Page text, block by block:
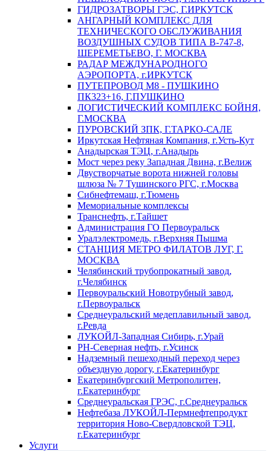
ГИДРОЗАТВОРЫ ГЭС, Г.ИРКУТСК
АНГАРНЫЙ КОМПЛЕКС ДЛЯ
ТЕХНИЧЕСКОГО ОБСЛУЖИВАНИЯ
ВОЗДУШНЫХ СУДОВ ТИПА В-747-8,
ШЕРЕМЕТЬЕВО, Г. МОСКВА
РАДАР МЕЖДУНАРОДНОГО
АЭРОПОРТА, г.ИРКУТСК
ПУТЕПРОВОД М8 - ПУШКИНО
ПК323+16, Г.ПУШКИНО
ЛОГИСТИЧЕСКИЙ КОМПЛЕКС БОЙНЯ,
Г.МОСКВА
ПУРОВСКИЙ ЗПК, Г.ТАРКО-САЛЕ
Иркутская Нефтяная Компания, г.Усть-Кут
Анадырская ТЭЦ, г.Анадырь
Мост через реку Западная Двина, г.Велиж
Двустворчатые ворота нижней головы
шлюза № 7 Тушинского РГС, г.Москва
Сибнефтемаш, г.Тюмень
Мемориальные комплексы
Транснефть, г.Тайшет
Администрация ГО Первоуральск
Уралэлектромедь, г.Верхняя Пышма
СТАНЦИЯ МЕТРО ФИЛАТОВ ЛУГ, Г.
МОСКВА
Челябинский трубопрокатный завод,
г.Челябинск
Первоуральский Новотрубный завод,
г.Первоуральск
Среднеуральский медеплавильный завод,
г.Ревда
ЛУКОЙЛ-Западная Сибирь, г.Урай
РН-Северная нефть, г.Усинск
Надземный пешеходный переход через
объездную дорогу, г.Екатеринбург
Екатеринбургский Метрополитен,
г.Екатеринбург
Среднеуральская ГРЭС, г.Среднеуральск
Нефтебаза ЛУКОЙЛ-Пермнефтепродукт
территория Ново-Свердловской ТЭЦ,
г.Екатеринбург
Услуги